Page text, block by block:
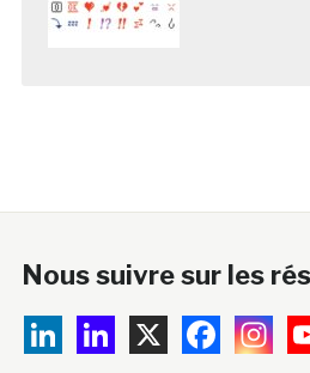
Nous suivre sur les